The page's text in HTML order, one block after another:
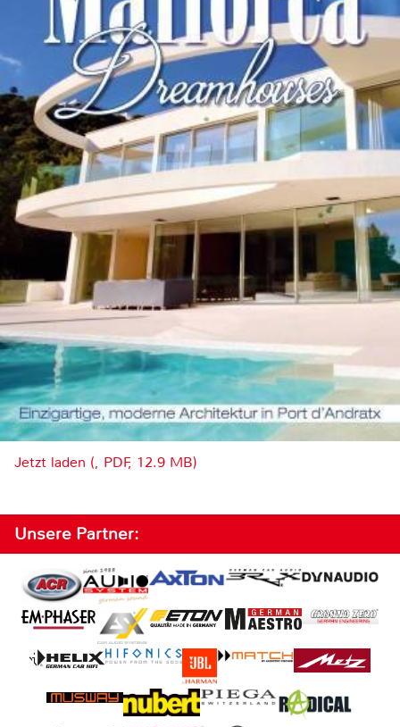
Jetzt laden (, PDF, 12.9 MB)
Unsere Partner: